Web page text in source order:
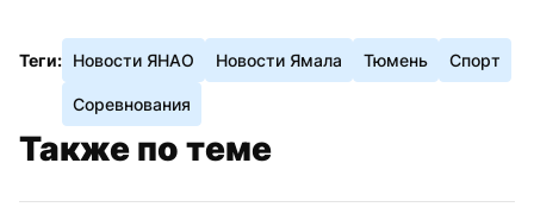
Теги: Новости ЯНАО Новости Ямала Тюмень Спорт
Соревнования
Также по теме